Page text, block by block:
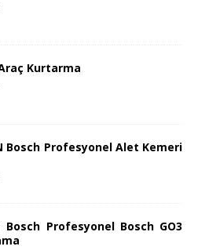
Kurtarma
Bosch Profesyonel Alet Kemeri
Bosch Profesyonel Bosch GO3